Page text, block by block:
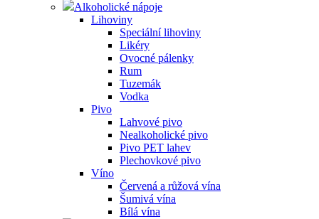
Alkoholické nápoje
Lihoviny
Speciální lihoviny
Likéry
Ovocné pálenky
Rum
Tuzemák
Vodka
Pivo
Lahvové pivo
Nealkoholické pivo
Pivo PET lahev
Plechovkové pivo
Víno
Červená a růžová vína
Šumivá vína
Bílá vína